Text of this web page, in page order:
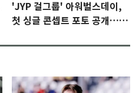
'JYP 걸그룹' 아워벌스데이,
첫 싱글 콘셉트 포토 공개…청